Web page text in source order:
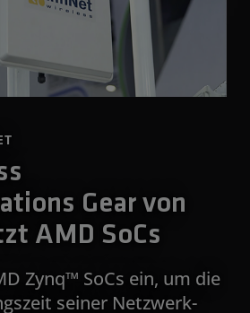
Gear von
AMD SoCs
Zynq™ SoCs ein, um die
seiner Netzwerk-